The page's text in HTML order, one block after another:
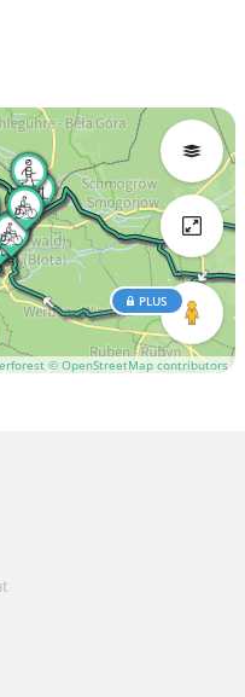
© OpenStreetMap contributors
PLUS